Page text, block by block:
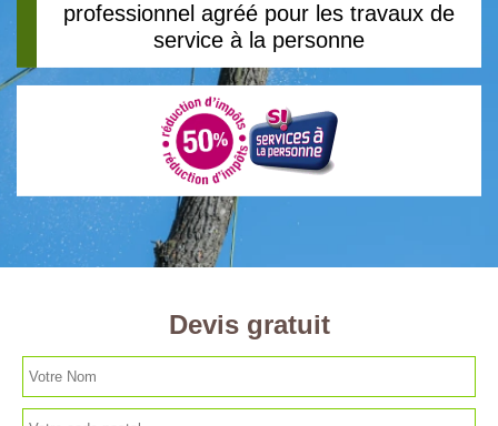
professionnel agréé pour les travaux de
service à la personne
Devis gratuit